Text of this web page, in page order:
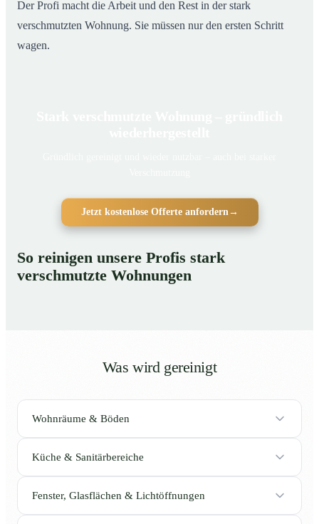
Der Profi macht die Arbeit und den Rest in der stark
verschmutzten Wohnung. Sie müssen nur den ersten Schritt
wagen.
Jetzt kostenlose Offerte anfordern→
So reinigen unsere Profis stark
verschmutzte Wohnungen
Was wird gereinigt
Wohnräume & Böden
Küche & Sanitärbereiche
Fenster, Glasflächen & Lichtöffnungen